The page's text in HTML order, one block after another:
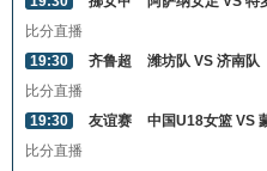
比分直播
19:30
齐鲁超
潍坊队 VS 济南队
比分直播
19:30
友谊赛
中国U18女篮 VS
比分直播